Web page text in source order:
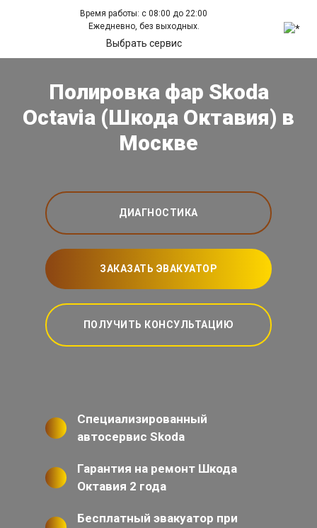
Время работы: с 08:00 до 22:00
Ежедневно, без выходных.
Выбрать сервис
Полировка фар Skoda
Octavia (Шкода Октавия) в
Москве
ДИАГНОСТИКА
ЗАКАЗАТЬ ЭВАКУАТОР
ПОЛУЧИТЬ КОНСУЛЬТАЦИЮ
Специализированный
автосервис Skoda
Гарантия на ремонт Шкода
Октавия 2 года
Бесплатный эвакуатор при